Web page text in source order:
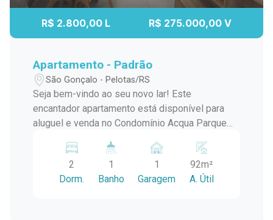
R$ 2.800,00 L R$ 275.000,00 V
Apartamento - Padrão
São Gonçalo - Pelotas/RS
Seja bem-vindo ao seu novo lar! Este
encantador apartamento está disponível para
aluguel e venda no Condomínio Acqua Parque
Gonçalo, próximo ao Parque Una. Imóvel térreo,
sem escadas ou elevador, o acesso é direto.
Ideal para idosos, crianças, pessoas com
2
Dorm.
1
Banho
1
Garagem
92m²
A. Útil